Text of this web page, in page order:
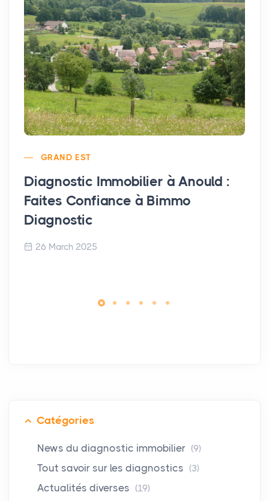
GRAND EST
Diagnostic Immobilier à Anould :
Faites Confiance à Bimmo
Diagnostic
26 March 2025
Catégories
News du diagnostic immobilier (9)
Tout savoir sur les diagnostics (3)
Actualités diverses (19)